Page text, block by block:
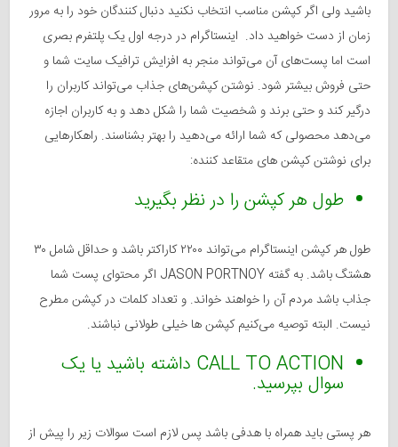
باشید ولی اگر کپشن مناسب انتخاب نکنید دنبال کنندگان خود را به مرور
زمان از دست خواهید داد. اینستاگرام در درجه اول یک پلتفرم بصری
است اما پست‌های آن می‌تواند منجر به افزایش ترافیک سایت شما و
حتی فروش بیشتر شود. نوشتن کپشن‌های جذاب می‌تواند کاربران را
درگیر کند و حتی برند و شخصیت شما را شکل دهد و به کاربران اجازه
می‌دهد محصولی که شما ارائه می‌دهید را بهتر بشناسند. راهکارهایی
برای نوشتن کپشن های متقاعد کننده:
طول هر کپشن را در نظر بگیرید
طول هر کپشن اینستاگرام می‌تواند ۲۲۰۰ کاراکتر باشد و حداقل شامل ۳۰
هشتگ باشد. به گفته JASON PORTNOY اگر محتوای پست شما
جذاب باشد مردم آن را خواهند خواند. و تعداد کلمات در کپشن مطرح
نیست. البته توصیه می‌کنیم کپشن ها خیلی طولانی نباشند.
CALL TO ACTION داشته باشید یا یک
سوال بپرسید.
هر پستی باید همراه با هدفی باشد پس لازم است سوالات زیر را پیش از